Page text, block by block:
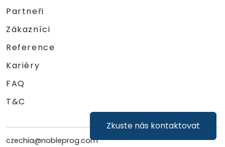
Zkuste nás kontaktovat
Partneři
Zákazníci
Reference
Kariéry
FAQ
T&C
czechia@nobleprog.com